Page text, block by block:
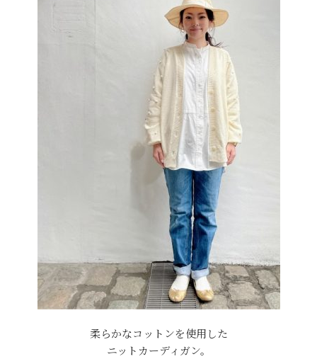
柔らかなコットンを使用した
ニットカーディガン。